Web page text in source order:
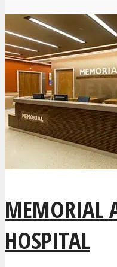
MEMORIAL
HOSPITAL